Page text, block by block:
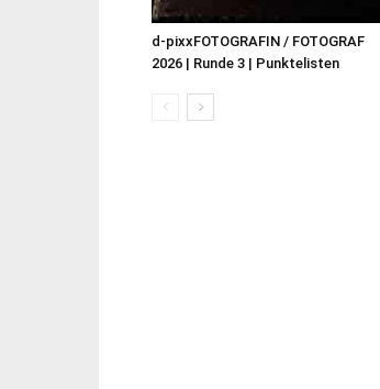
d-pixxFOTOGRAFIN / FOTOGRAF
2026 | Runde 3 | Punktelisten